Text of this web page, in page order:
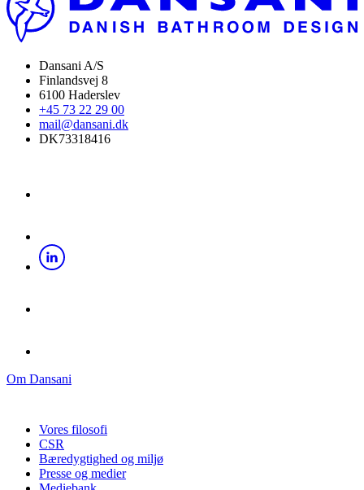
Dansani A/S
Finlandsvej 8
6100 Haderslev
+45 73 22 29 00
mail@dansani.dk
DK73318416
Om Dansani
Vores filosofi
CSR
Bæredygtighed og miljø
Presse og medier